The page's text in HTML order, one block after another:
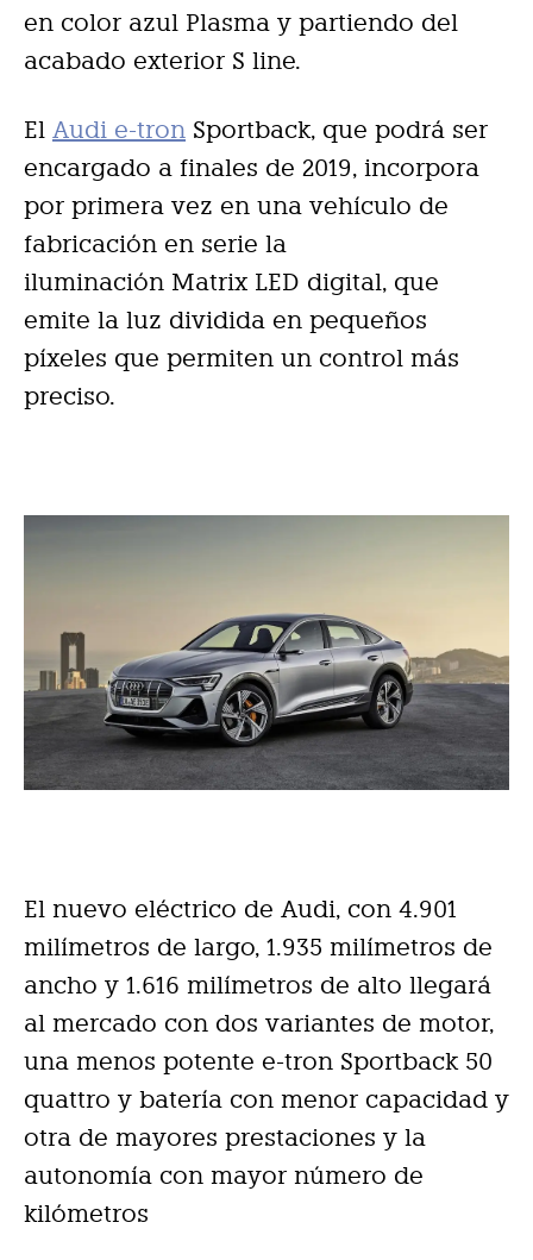
en color azul Plasma y partiendo del
acabado exterior S line.
El Audi e-tron Sportback, que podrá ser
encargado a finales de 2019, incorpora
por primera vez en una vehículo de
fabricación en serie la
iluminación Matrix LED digital, que
emite la luz dividida en pequeños
píxeles que permiten un control más
preciso.
El nuevo eléctrico de Audi, con 4.901
milímetros de largo, 1.935 milímetros de
ancho y 1.616 milímetros de alto llegará
al mercado con dos variantes de motor,
una menos potente e-tron Sportback 50
quattro y batería con menor capacidad y
otra de mayores prestaciones y la
autonomía con mayor número de
kilómetros